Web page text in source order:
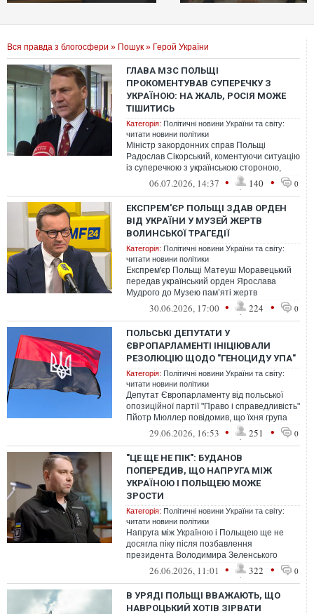
Вся правда з блогосфери » Пошук » Герой України
ГЛАВА МЗС ПОЛЬЩІ
ПРОКОМЕНТУВАВ СУПЕРЕЧКУ З
УКРАЇНОЮ: НА ЖАЛЬ, РОСІЯ МОЖЕ
ТІШИТИСЬ
Категорія: Політичні новини України та світу:
читати новини політики
Міністр закордонних справ Польщі
Радослав Сікорський, коментуючи ситуацію
із суперечкою з українською стороною,
заявив, що через різні заяви та дії Ро...
06.07.2026, 14:37 • 140 • 0
ЕКСПРЕМ'ЄР ПОЛЬЩІ ЗДАВ ОРДЕН
ВІД УКРАЇНИ У МУЗЕЙ ЖЕРТВ
ВОЛИНСЬКОЇ ТРАГЕДІЇ
Категорія: Політичні новини України та світу:
читати новини політики
Експрем'єр Польщі Матеуш Моравецький
передав український орден Ярослава
Мудрого до Музею пам’яті жертв
Волинської трагедії в Холмі.
30.06.2026, 17:00 • 224 • 0
ПОЛЬСЬКІ ДЕПУТАТИ У
ЄВРОПАРЛАМЕНТІ ІНІЦІЮВАЛИ
РЕЗОЛЮЦІЮ ЩОДО "ГЕНОЦИДУ УПА"
Категорія: Політичні новини України та світу:
читати новини політики
Депутат Європарламенту від польської
опозиційної партії "Право і справедливість"
Пйотр Мюллер повідомив, що їхня група
подала пропозицію щодо дебатів ...
29.06.2026, 16:53 • 251 • 0
"ЦЕ ЩЕ НЕ ПІК": БУДАНОВ
ПОПЕРЕДИВ, ЩО НАПРУГА МІЖ
УКРАЇНОЮ І ПОЛЬЩЕЮ МОЖЕ
ЗРОСТИ
Категорія: Політичні новини України та світу:
читати новини політики
Напруга між Україною і Польщею ще не
досягла піку після позбавлення
президента Володимира Зеленського
ордена Білого Орла.
26.06.2026, 11:01 • 322 • 0
В УРЯДІ ПОЛЬЩІ ВВАЖАЮТЬ, ЩО
НАВРОЦЬКИЙ ХОТІВ ЗІРВАТИ